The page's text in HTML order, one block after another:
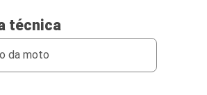
técnica